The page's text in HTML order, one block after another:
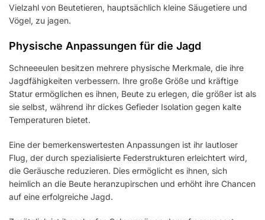
Vielzahl von Beutetieren, hauptsächlich kleine Säugetiere und
Vögel, zu jagen.
Physische Anpassungen für die Jagd
Schneeeulen besitzen mehrere physische Merkmale, die ihre
Jagdfähigkeiten verbessern. Ihre große Größe und kräftige
Statur ermöglichen es ihnen, Beute zu erlegen, die größer ist als
sie selbst, während ihr dickes Gefieder Isolation gegen kalte
Temperaturen bietet.
Eine der bemerkenswertesten Anpassungen ist ihr lautloser
Flug, der durch spezialisierte Federstrukturen erleichtert wird,
die Geräusche reduzieren. Dies ermöglicht es ihnen, sich
heimlich an die Beute heranzupirschen und erhöht ihre Chancen
auf eine erfolgreiche Jagd.